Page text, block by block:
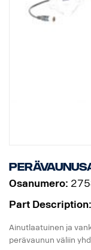
Osanumero:
Part Description:
Ainutlaatuinen ja
perävaunun väliin